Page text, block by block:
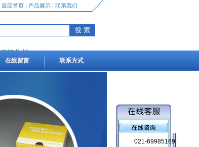
返回首页| 产品展示| 联系我们
咨询热线
13611928337,15021460884
在线留言 联系方式
021-69985169